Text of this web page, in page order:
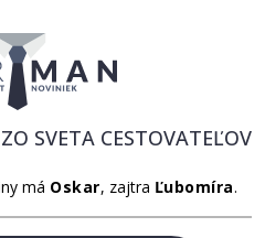
má Oskar, zajtra Ľubomíra.
SVETA CESTOVATEĽOV